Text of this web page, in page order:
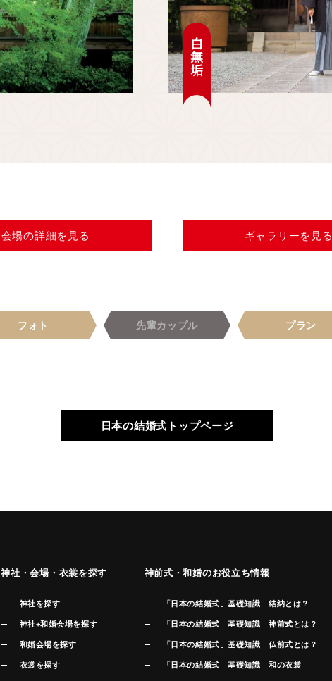
白無垢
会場の詳細を見る ギャラリーを見る
フォト 先輩カップル プラン
日本の結婚式トップページ
神社・会場・衣裳を探す
神社を探す
神社+和婚会場を探す
和婚会場を探す
衣裳を探す
神前式・和婚のお役立ち情報
「日本の結婚式」基礎知識 結納とは？
「日本の結婚式」基礎知識 神前式とは？
「日本の結婚式」基礎知識 仏前式とは？
「日本の結婚式」基礎知識 和の衣裳